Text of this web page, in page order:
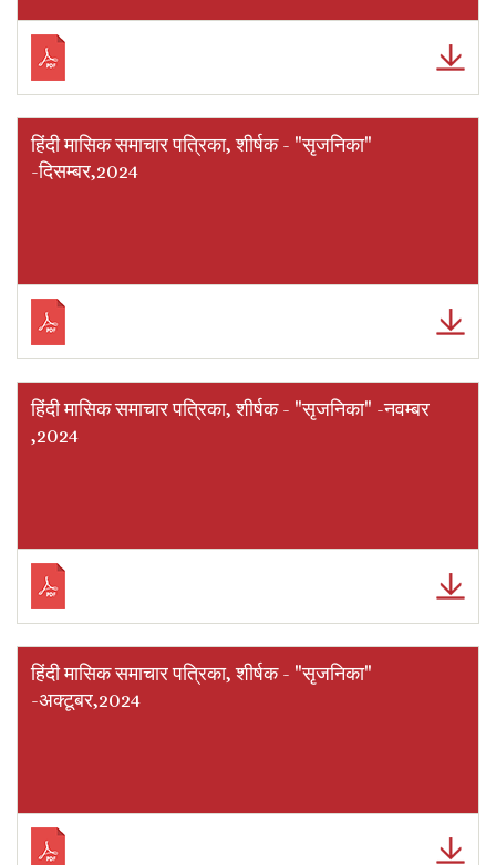
हिंदी मासिक समाचार पत्रिका, शीर्षक - "सृजनिका"
-दिसम्बर,2024
हिंदी मासिक समाचार पत्रिका, शीर्षक - "सृजनिका" -नवम्बर
,2024
हिंदी मासिक समाचार पत्रिका, शीर्षक - "सृजनिका"
-अक्टूबर,2024